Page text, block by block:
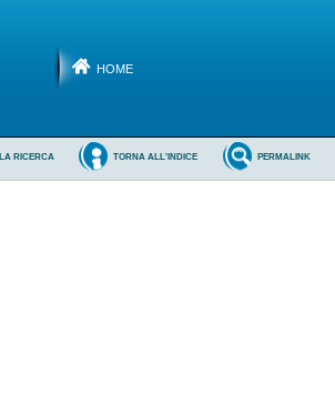
HOME
PERMALINK
TORNA ALL'INDICE
RICERCA